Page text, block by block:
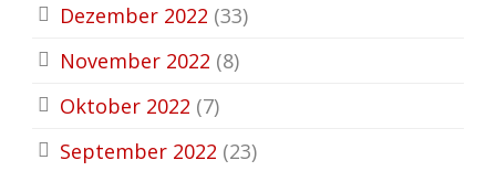
Dezember 2022 (33)
November 2022 (8)
Oktober 2022 (7)
September 2022 (23)